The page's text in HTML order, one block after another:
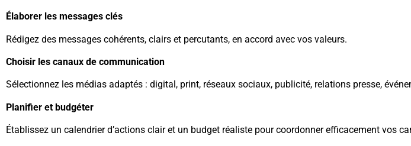
Élaborer les messages clés
Rédigez des messages cohérents, clairs et percutants, en accord avec vos valeurs.
Choisir les canaux de communication
Sélectionnez les médias adaptés : digital, print, réseaux sociaux, publicité, relations presse,
Planifier et budgéter
Établissez un calendrier d’actions clair et un budget réaliste pour coordonner efficacement vos